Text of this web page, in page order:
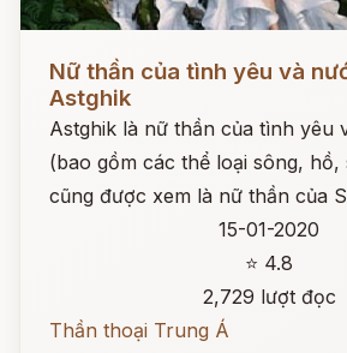
Nữ thần của tình yêu và
Astghik
Astghik là nữ thần của tình yêu
(bao gồm các thể loại sông, hồ,
cũng được xem là nữ thần của
15-01-2020
⭐ 4.8
2,729 lượt đọc
Thần thoại Trung Á